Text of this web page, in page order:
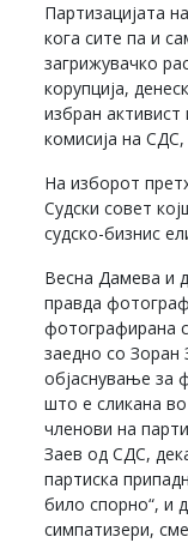
Партизацијата
кога сите па и
загрижувачко
корупција,
избран
комисија на
На изборот
Судски совет
судско-бизнис
Весна Дамева и
правда
фотографирана
заедно со Зоран
објаснување за
што е сликана
членови на
Заев од СДС,
партиска
било спорно“, и
симпатизери,